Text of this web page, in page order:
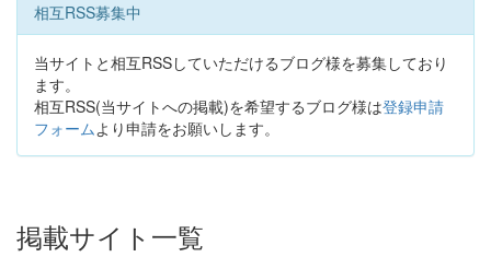
相互RSS募集中
当サイトと相互RSSしていただけるブログ様を募集しており
ます。
相互RSS(当サイトへの掲載)を希望するブログ様は登録申請
フォームより申請をお願いします。
掲載サイト一覧